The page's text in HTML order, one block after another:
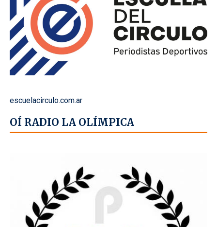
escuelacirculo.com.ar
OÍ RADIO LA OLÍMPICA